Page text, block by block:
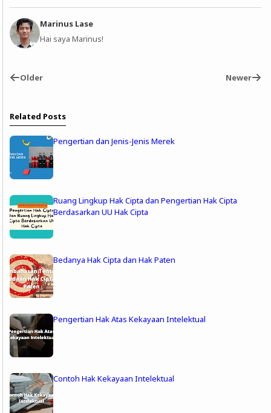
Marinus Lase
Hai saya Marinus!
Older Newer
Related Posts
Pengertian dan Jenis-Jenis Merek
Ruang Lingkup Hak Cipta dan Pengertian Hak Cipta
Berdasarkan UU Hak Cipta
Bedanya Hak Cipta dan Hak Paten
Pengertian Hak Atas Kekayaan Intelektual
Contoh Hak Kekayaan Intelektual